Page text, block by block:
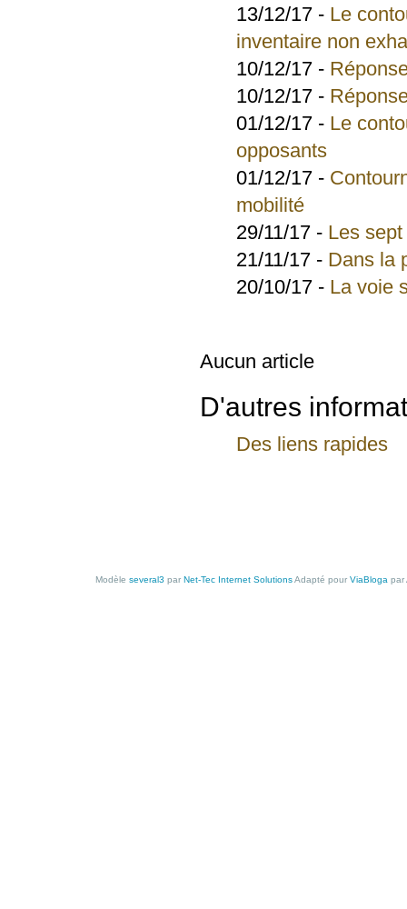
13/12/17 - Le
inventaire non
10/12/17 -
10/12/17 -
01/12/17 - Le
opposants
01/12/17 -
mobilité
29/11/17 - Les
21/11/17 - Dans la
20/10/17 - La voie
Aucun article
D'autres
Des liens rapides
Modèle several3 par Net-Tec Internet SolutionsAdapté pour ViaBloga par